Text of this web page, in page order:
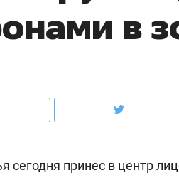
в
сегодня принес в центр
аксакалов и
клиентах и чудных